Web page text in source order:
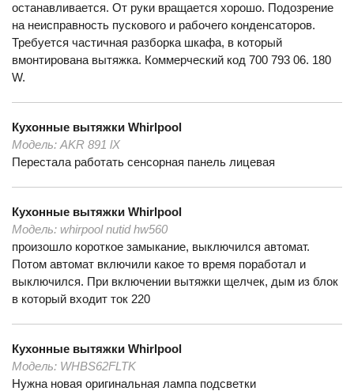
останавливается. От руки вращается хорошо. Подозрение
на неисправность пускового и рабочего конденсаторов.
Требуется частичная разборка шкафа, в который
вмонтирована вытяжка. Коммерческий код 700 793 06. 180
W.
Кухонные вытяжки Whirlpool
Модель: AKR 891 lX
Перестала работать сенсорная панель лицевая
Кухонные вытяжки Whirlpool
Модель: whirpool nutid hw560
произошло короткое замыкание, выключился автомат.
Потом автомат включили какое то время поработал и
выключился. При включении вытяжки щелчек, дым из блок
в который входит ток 220
Кухонные вытяжки Whirlpool
Модель: WHBS62FLTK
Нужна новая оригинальная лампа подсветки